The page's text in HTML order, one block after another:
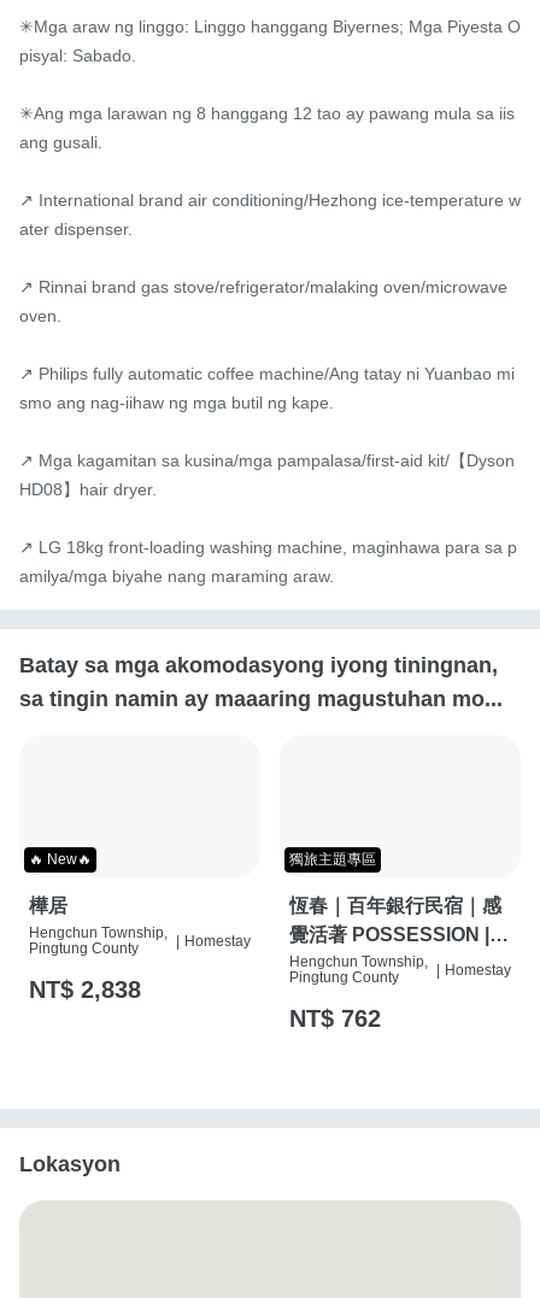
✳Mga araw ng linggo: Linggo hanggang Biyernes; Mga Piyesta O
pisyal: Sabado.
✳Ang mga larawan ng 8 hanggang 12 tao ay pawang mula sa iis
ang gusali.
↗ International brand air conditioning/Hezhong ice-temperature w
ater dispenser.
↗ Rinnai brand gas stove/refrigerator/malaking oven/microwave
oven.
↗ Philips fully automatic coffee machine/Ang tatay ni Yuanbao mi
smo ang nag-iihaw ng mga butil ng kape.
↗ Mga kagamitan sa kusina/mga pampalasa/first-aid kit/【Dyson
HD08】hair dryer.
↗ LG 18kg front-loading washing machine, maginhawa para sa p
amilya/mga biyahe nang maraming araw.
Batay sa mga akomodasyong iyong tiningnan,
sa tingin namin ay maaaring magustuhan mo...
🔥 New🔥
樺居
Hengchun Township,
Pingtung County
Homestay
NT$ 2,838
獨旅主題專區
恆春｜百年銀行民宿｜感
覺活著 POSSESSION |
背包客棧 | 恆春必住特色
Hengchun Township,
Pingtung County
Homestay
NT$ 762
Lokasyon